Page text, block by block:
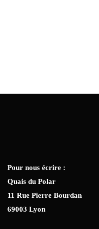
Pour nous écrire :
Quais du Polar
11 Rue Pierre Bourdan
69003 Lyon